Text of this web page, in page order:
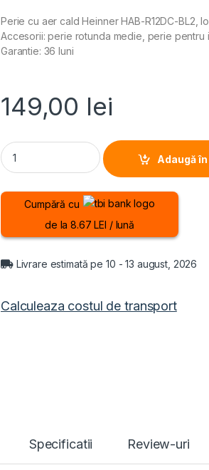
Perie cu aer cald Heinner HAB-R12DC-BL2,
Accesorii: perie rotunda medie, perie
Garantie: 36 luni
149,00 lei
PERIE CU AER CALD HEINNER HAB-
Adaugă
Cumpără cu
de la 8.67 LEI / lună
Livrare estimată pe 10 - 13 august, 2026
Calculeaza costul de transport
Specificatii Review-uri